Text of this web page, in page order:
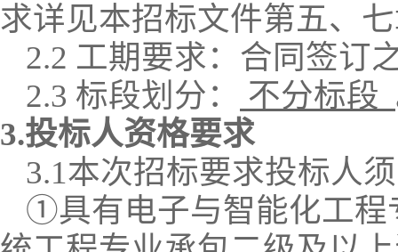
求详见本招标文件第五、
2.2 工期要求： 合同签订
2.3 标段划分：
不分标段
3.投标人资格要求
3.1本次招标要求投标人
①具有电子与智能化工程